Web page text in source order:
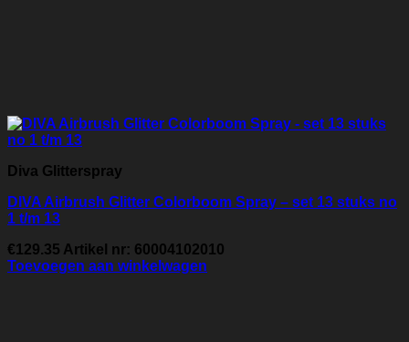
Diva Glitterspray
DIVA Airbrush Glitter Colorboom Spray – set 13 stuks no
1 t/m 13
€129.35 Artikel nr: 60004102010
Toevoegen aan winkelwagen